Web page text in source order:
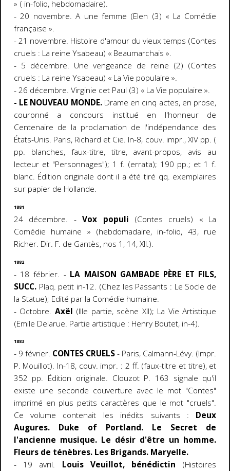
» ( in-folio, hebdomadaire).
- 20 novembre. A une femme (Elen (3) « La Comédie
française ».
- 21 novembre. Histoire d'amour du vieux temps (Contes
cruels : La reine Ysabeau) « Beaumarchais ».
- 5 décembre. Une vengeance de reine (2) (Contes
cruels : La reine Ysabeau) « La Vie populaire ».
- 26 décembre. Virginie cet Paul (3) « La Vie populaire ».
- LE NOUVEAU MONDE. Drame en cinq actes, en prose,
couronné a concours institué en l'honneur de
Centenaire de la proclamation de l'indépendance des
États-Unis. Paris, Richard et Cie. In-8, couv. impr., XIV pp. (
pp. blanches, faux-titre, titre, avant-propos, avis au
lecteur et "Personnages"); 1 f. (errata); 190 pp.; et 1 f.
blanc. Édition originale dont il a été tiré qq. exemplaires
sur papier de Hollande.
1881
24 décembre. - Vox populi
(Contes cruels) « La
Comédie humaine » (hebdomadaire, in-folio, 43, rue
Richer. Dir. F. de Gantès, nos 1, 14, XII.).
1882
- 18 fébrier. - LA MAISON GAMBADE PÈRE ET FILS,
SUCC. Plaq. petit in-12. (Chez les Passants : Le Socle de
la Statue); Edité par la Comédie humaine.
- Octobre. Axël (IIIe partie, scène XII); La Vie Artistique
(Emile Delarue. Partie artistique : Henry Boutet, in-4).
1883
- 9 février. CONTES CRUELS- Paris, Calmann-Lévy. (Impr.
P. Mouillot). In-18, couv. impr. : 2 ff. (faux-titre et titre), et
352 pp. Édition originale. Clouzot P. 163 signale qu'il
existe une seconde couverture avec le mot "Contes"
imprimé en plus petits caractères que le mot "cruels".
Ce volume contenait les inédits suivants :
Deux
Augures. Duke of Portland. Le Secret de
l'ancienne musique. Le désir d'être un homme.
Fleurs de ténèbres. Les Brigands. Maryelle.
- 19 avril.
Louis Veuillot, bénédictin
(Histoires